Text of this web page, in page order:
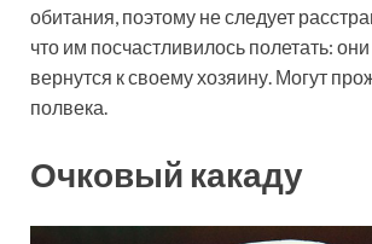
обитания, поэтому не следует
что им посчастливилось полетать: они
вернутся к своему хозяину. Могут
полвека.
Очковый какаду